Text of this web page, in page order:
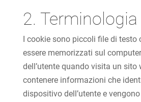
2. Terminologia
I cookie sono piccoli file di testo
essere memorizzati sul
dell’utente quando visita un sito
contenere informazioni che
dispositivo dell’utente e